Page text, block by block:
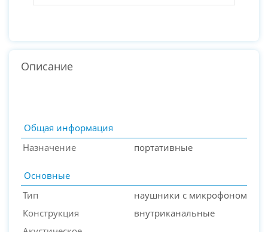
Описание
Общая информация
Назначение
портативные
Основные
Тип
наушники с микрофоном
Конструкция
внутриканальные